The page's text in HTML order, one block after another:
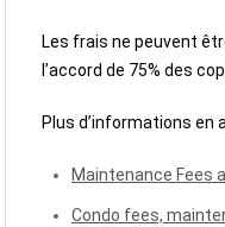
Les frais ne peuvent
l’accord de 75% des
Plus d’informations en
Maintenance Fees
Condo fees,